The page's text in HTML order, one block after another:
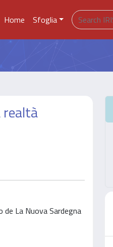
Home Sfoglia
realtà
La Nuova Sardegna